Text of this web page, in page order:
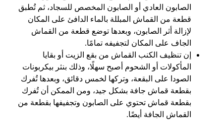
الصابون العادي أو الصابون المخصص للسجاد، ثم تُطبق
قطعة من القماش المبللة بالماء الدافئ على المكان
لإزالة أثر الصابون، وبعدها توضع قطعة من القماش
الجاف على المكان لتجفيفه تمامًا.
إن تنظيف الكنب القماش من بقع الزيت أو بقايا
المأكولات أو الشحوم أصبح سهلًا، وذلك بنثر بيكربونات
الصودا على البقعة، وتركها لخمس دقائق، وبعدها تُفرك
بقطعة قماش جافة بشكل جيد، ومن الممكن أن تُفرك
بقطعة قماش تحتوي على الصابون وتجفيفها بقطعة من
القماش الجافة أيضًا.